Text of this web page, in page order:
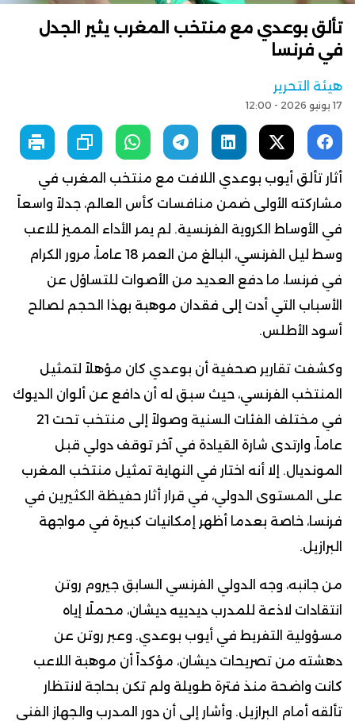
تألق بوعدي مع منتخب المغرب يثير الجدل
في فرنسا
هيئة التحرير
17 يونيو 2026 - 12:00
أثار تألق أيوب بوعدي اللافت مع منتخب المغرب في
مشاركته الأولى ضمن منافسات كأس العالم، جدلاً واسعاً
في الأوساط الكروية الفرنسية. لم يمر الأداء المميز للاعب
وسط ليل الفرنسي، البالغ من العمر 18 عاماً، مرور الكرام
في فرنسا، ما دفع العديد من الأصوات للتساؤل عن
الأسباب التي أدت إلى فقدان موهبة بهذا الحجم لصالح
أسود الأطلس.
وكشفت تقارير صحفية أن بوعدي كان مؤهلاً لتمثيل
المنتخب الفرنسي، حيث سبق له أن دافع عن ألوان الديوك
في مختلف الفئات السنية وصولاً إلى منتخب تحت 21
عاماً، وارتدى شارة القيادة في آخر توقف دولي قبل
المونديال. إلا أنه اختار في النهاية تمثيل منتخب المغرب
على المستوى الدولي، في قرار أثار حفيظة الكثيرين في
فرنسا، خاصة بعدما أظهر إمكانيات كبيرة في مواجهة
البرازيل.
من جانبه، وجه الدولي الفرنسي السابق جيروم روتن
انتقادات لاذعة للمدرب ديدييه ديشان، محملًا إياه
مسؤولية التفريط في أيوب بوعدي. وعبر روتن عن
دهشته من تصريحات ديشان، مؤكداً أن موهبة اللاعب
كانت واضحة منذ فترة طويلة ولم تكن بحاجة لانتظار
تألقه أمام البرازيل. وأشار إلى أن دور المدرب والجهاز الفني